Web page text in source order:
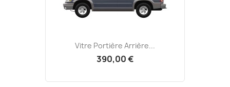
Vitre Portière Arrière...
390,00 €